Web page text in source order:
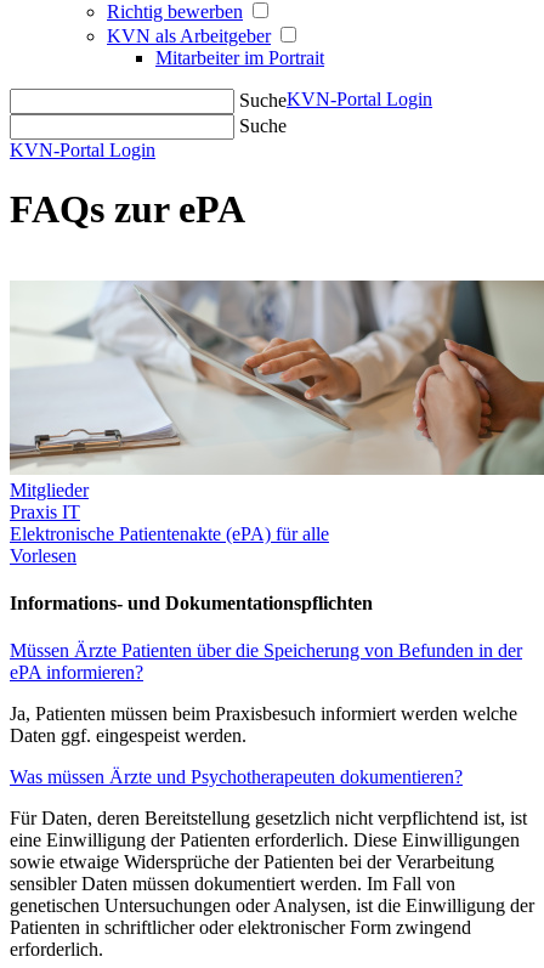
Richtig bewerben
KVN als Arbeitgeber
Mitarbeiter im Portrait
SucheKVN-Portal Login
Suche
KVN-Portal Login
FAQs zur ePA
Mitglieder
Praxis IT
Elektronische Patientenakte (ePA) für alle
Vorlesen
Informations- und Dokumentationspflichten
Müssen Ärzte Patienten über die Speicherung von Befunden in der
ePA informieren?
Ja, Patienten müssen beim Praxisbesuch informiert werden welche
Daten ggf. eingespeist werden.
Was müssen Ärzte und Psychotherapeuten dokumentieren?
Für Daten, deren Bereitstellung gesetzlich nicht verpflichtend ist, ist
eine Einwilligung der Patienten erforderlich. Diese Einwilligungen
sowie etwaige Widersprüche der Patienten bei der Verarbeitung
sensibler Daten müssen dokumentiert werden. Im Fall von
genetischen Untersuchungen oder Analysen, ist die Einwilligung der
Patienten in schriftlicher oder elektronischer Form zwingend
erforderlich.